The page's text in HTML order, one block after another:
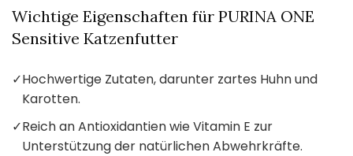
Wichtige Eigenschaften für PURINA ONE
Sensitive Katzenfutter
✓Hochwertige Zutaten, darunter zartes Huhn und
Karotten.
✓Reich an Antioxidantien wie Vitamin E zur
Unterstützung der natürlichen Abwehrkräfte.